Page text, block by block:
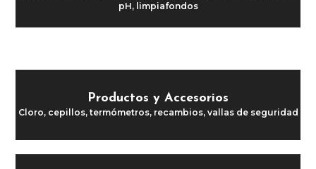
pH, limpiafondos
Productos y Accesorios
Cloro, cepillos, termómetros, recambios, vallas de seguridad